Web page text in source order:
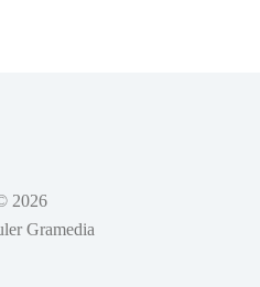
2026
Gramedia